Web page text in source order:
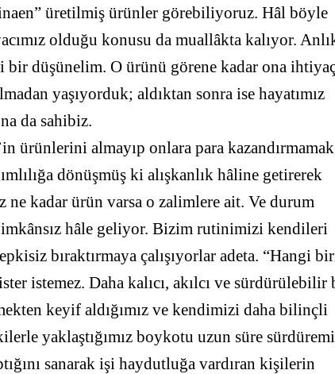
üretilmiş ürünler görebiliyoruz. Hâl böyle
olduğu konusu da muallâkta kalıyor.
bir düşünelim. O ürünü görene kadar ona
yaşıyorduk; aldıktan sonra ise hayatımız
da sahibiz.
ürünlerini almayıp onlara para
dönüşmüş ki alışkanlık hâline getirerek
ne kadar ürün varsa o zalimlere ait. Ve durum
hâle geliyor. Bizim rutinimizi kendileri
bıraktırmaya çalışıyorlar adeta. “Hangi
istemez. Daha kalıcı, akılcı ve sürdürülebilir
keyif aldığımız ve kendimizi daha bilinçli
yaklaştığımız boykotu uzun süre
sanarak işi haydutluğa vardıran kişilerin